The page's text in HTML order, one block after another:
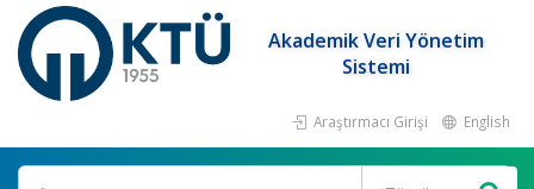
Akademik Veri Yönetim
Sistemi
Araştırmacı Girişi English
Ara